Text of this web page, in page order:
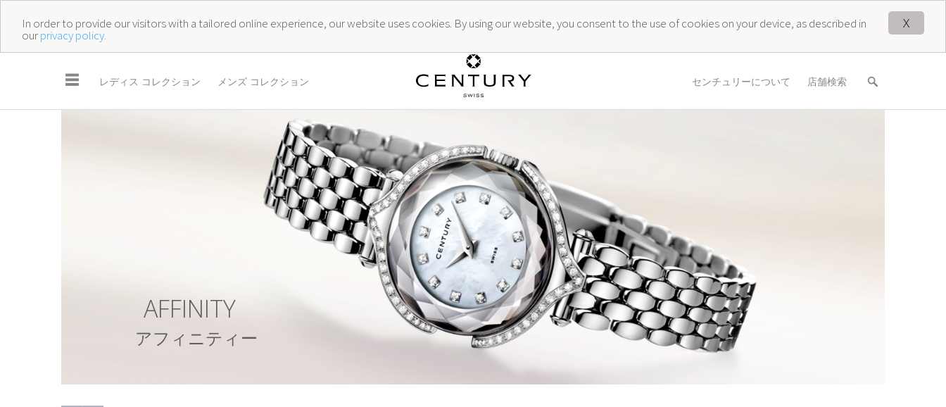
X
In order to provide our visitors with a tailored online experience, our website uses cookies. By using our website, you consent to the use of cookies on your device, as described in
ourprivacy policy.
☰ レディス コレクション メンズ コレクション センチュリーについて 店舗検索
AFFINITY
アフ ィ ニテ ィ ー